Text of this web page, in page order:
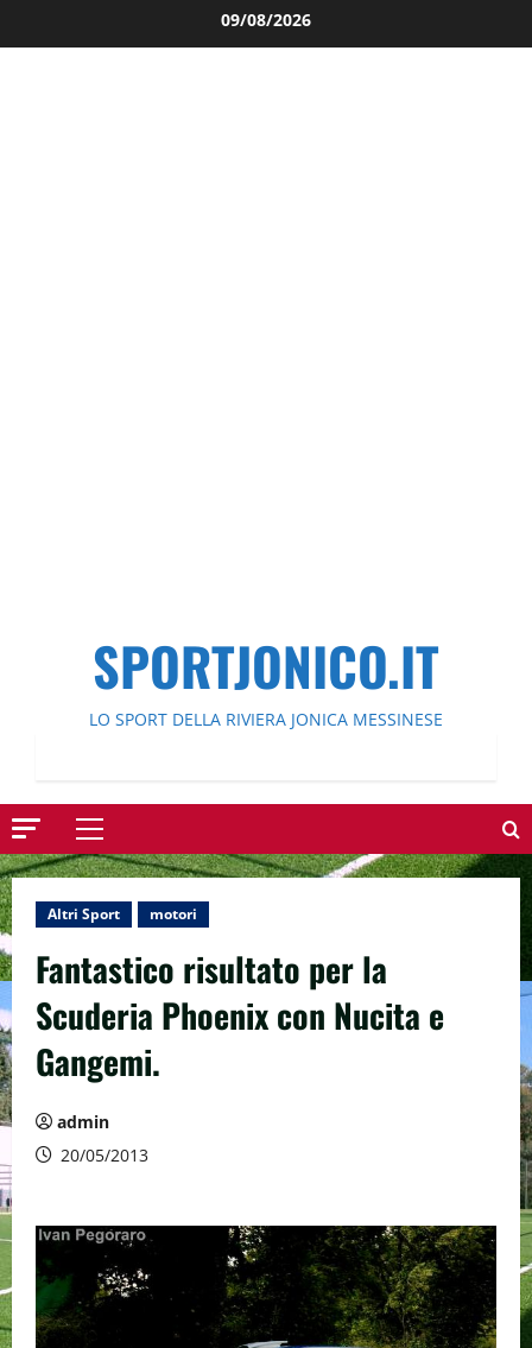
al
09/08/2026
SPORTJONICO.IT
LO SPORT DELLA RIVIERA JONICA MESSINESE
Menu
principale
Altri Sport motori
Fantastico risultato per la
Scuderia Phoenix con Nucita e
Gangemi.
admin
20/05/2013